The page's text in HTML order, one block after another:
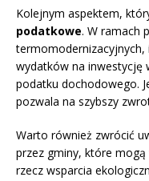
Kolejnym aspektem,
podatkowe. W ramach
termomodernizacyjnych,
wydatków na inwestycję
podatku dochodowego.
pozwala na szybszy
Warto również zwrócić
przez gminy, które mogą
rzecz wsparcia